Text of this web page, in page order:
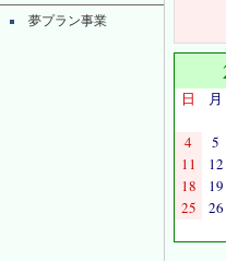
夢プラン事業
日 月
4
5
11
12
18
19
25
26